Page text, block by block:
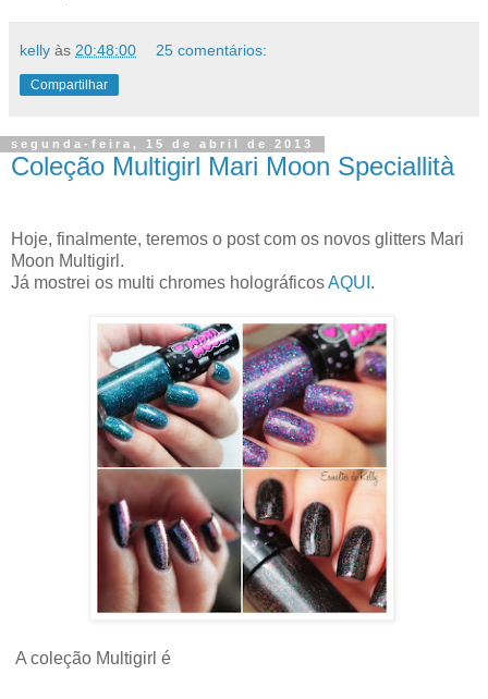
kelly às 20:48:00 25 comentários:
Compartilhar
segunda-feira, 15 de abril de 2013
Coleção Multigirl Mari Moon Speciallità
Hoje, finalmente, teremos o post com os novos glitters Mari
Moon Multigirl.
Já mostrei os multi chromes holográficosAQUI .
A coleção Multigirl é